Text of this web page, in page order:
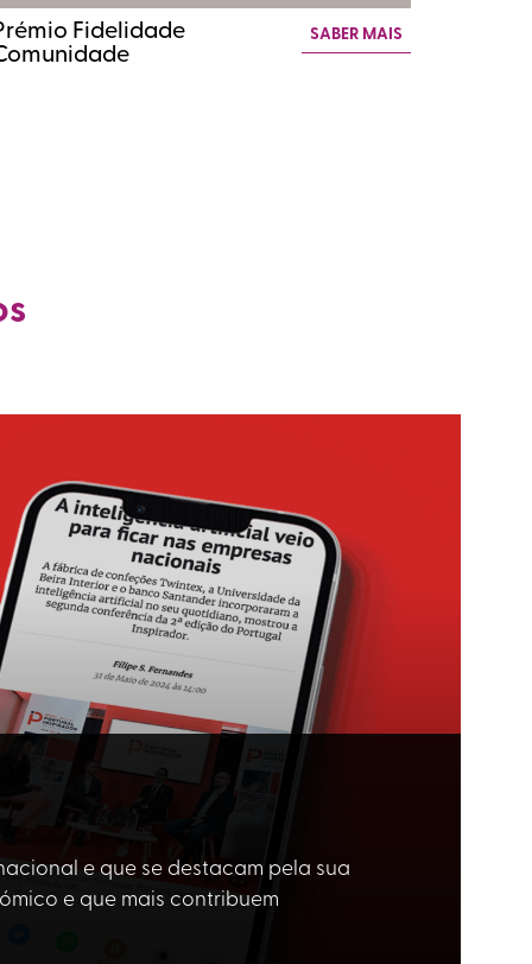
Fidelidade
SABER MAIS
e que se destacam pela sua
e que mais contribuem